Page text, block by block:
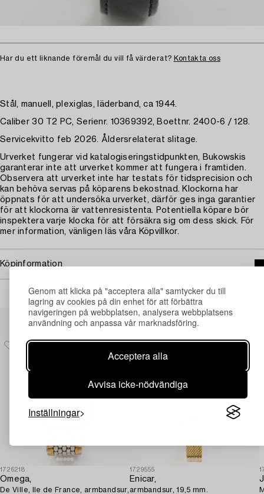
Genom att klicka på "acceptera alla" samtycker du till
lagring av cookies på din enhet för att förbättra
navigeringen på webbplatsen, analysera webbplatsens
användning och anpassa vår marknadsföring.
Acceptera alla
Avvisa icke-nödvändiga
Inställningar
Har du ett liknande föremål du vill få värderat? Kontakta oss
Stål, manuell, plexiglas, läderband, ca 1944.
Caliber 30 T2 PC, Serienr. 10369392, Boettnr. 2400-6 / 128.
Servicekvitto feb 2026. Åldersrelaterat slitage.
Urverket fungerar vid katalogiseringstidpunkten, Bukowskis
garanterar inte att urverket kommer att fungera i framtiden.
Observera att urverket inte har testats för tidsprecision och
kan behöva servas på köparens bekostnad. Klockorna har
öppnats för att undersöka urverket, därför ges inga garantier
för att klockorna är vattenresistenta. Potentiella köpare bör
inspektera varje klocka för att försäkra sig om dess skick. För
mer information, vänligen läs våra Köpvillkor.
Köpinformation
Andra har även tittat på
1726218
Omega,
De Ville, Ile de France, armbandsur,
1729555
Enicar,
armbandsur, 19,5 mm.